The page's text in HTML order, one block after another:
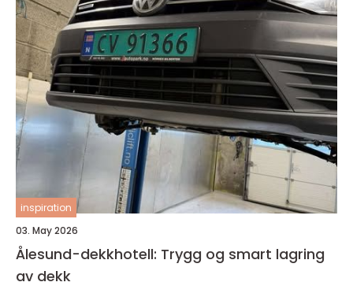
inspiration
03. May 2026
Ålesund-dekkhotell: Trygg og smart lagring
av dekk